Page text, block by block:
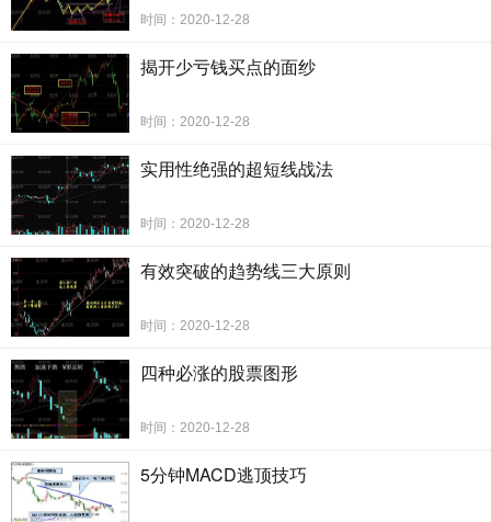
时间：2020-12-28
揭开少亏钱买点的面纱
时间：2020-12-28
实用性绝强的超短线战法
时间：2020-12-28
有效突破的趋势线三大原则
时间：2020-12-28
四种必涨的股票图形
时间：2020-12-28
5分钟MACD逃顶技巧